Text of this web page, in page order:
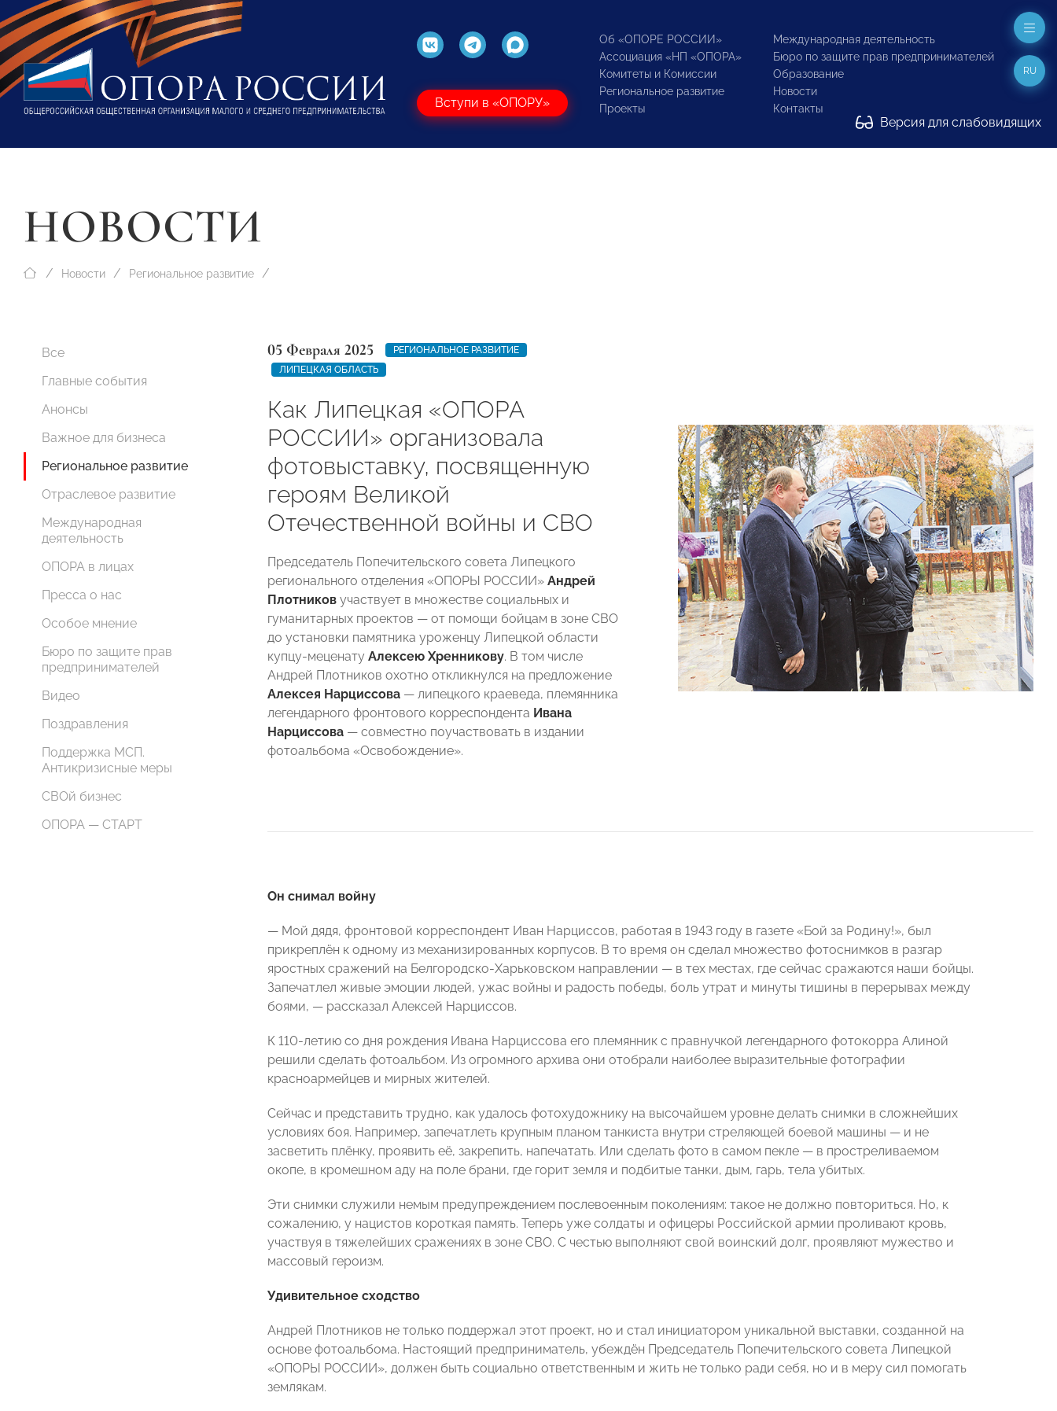
Вступи в «ОПОРУ»
Об «ОПОРЕ РОССИИ»
Ассоциация «НП «ОПОРА»
Комитеты и Комиссии
Региональное развитие
Проекты
Международная деятельность
Бюро по защите прав предпринимателей
Образование
Новости
Контакты
Версия для слабовидящих
RU
НОВОСТИ
Новости Региональное развитие
Все
Главные события
Анонсы
Важное для бизнеса
Региональное развитие
Отраслевое развитие
Международная
деятельность
ОПОРА в лицах
Пресса о нас
Особое мнение
Бюро по защите прав
предпринимателей
Видео
Поздравления
Поддержка МСП.
Антикризисные меры
СВОй бизнес
ОПОРА — СТАРТ
05 Февраля 2025
РЕГИОНАЛЬНОЕ РАЗВИТИЕ
ЛИПЕЦКАЯ ОБЛАСТЬ
Как Липецкая «ОПОРА
РОССИИ» организовала
фотовыставку, посвященную
героям Великой
Отечественной войны и СВО
Председатель Попечительского совета Липецкого
регионального отделения «ОПОРЫ РОССИИ» Андрей
Плотников участвует в множестве социальных и
гуманитарных проектов — от помощи бойцам в зоне СВО
до установки памятника уроженцу Липецкой области
купцу-меценату Алексею Хренникову. В том числе
Андрей Плотников охотно откликнулся на предложение
Алексея Нарциссова — липецкого краеведа, племянника
легендарного фронтового корреспондента Ивана
Нарциссова — совместно поучаствовать в издании
фотоальбома «Освобождение».
Он снимал войну
— Мой дядя, фронтовой корреспондент Иван Нарциссов, работая в 1943 году в газете «Бой за Родину!», был
прикреплён к одному из механизированных корпусов. В то время он сделал множество фотоснимков в разгар
яростных сражений на Белгородско-Харьковском направлении — в тех местах, где сейчас сражаются наши бойцы.
Запечатлел живые эмоции людей, ужас войны и радость победы, боль утрат и минуты тишины в перерывах между
боями, — рассказал Алексей Нарциссов.
К 110-летию со дня рождения Ивана Нарциссова его племянник с правнучкой легендарного фотокорра Алиной
решили сделать фотоальбом. Из огромного архива они отобрали наиболее выразительные фотографии
красноармейцев и мирных жителей.
Сейчас и представить трудно, как удалось фотохудожнику на высочайшем уровне делать снимки в сложнейших
условиях боя. Например, запечатлеть крупным планом танкиста внутри стреляющей боевой машины — и не
засветить плёнку, проявить её, закрепить, напечатать. Или сделать фото в самом пекле — в простреливаемом
окопе, в кромешном аду на поле брани, где горит земля и подбитые танки, дым, гарь, тела убитых.
Эти снимки служили немым предупреждением послевоенным поколениям: такое не должно повториться. Но, к
сожалению, у нацистов короткая память. Теперь уже солдаты и офицеры Российской армии проливают кровь,
участвуя в тяжелейших сражениях в зоне СВО. С честью выполняют свой воинский долг, проявляют мужество и
массовый героизм.
Удивительное сходство
Андрей Плотников не только поддержал этот проект, но и стал инициатором уникальной выставки, созданной на
основе фотоальбома. Настоящий предприниматель, убеждён Председатель Попечительского совета Липецкой
«ОПОРЫ РОССИИ», должен быть социально ответственным и жить не только ради себя, но и в меру сил помогать
землякам.